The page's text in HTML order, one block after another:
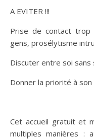
A EVITER !!!
Prise de contact trop
gens, prosélytisme
Discuter entre soi sans
Donner la priorité à
Cet accueil gratuit et
multiples manières :